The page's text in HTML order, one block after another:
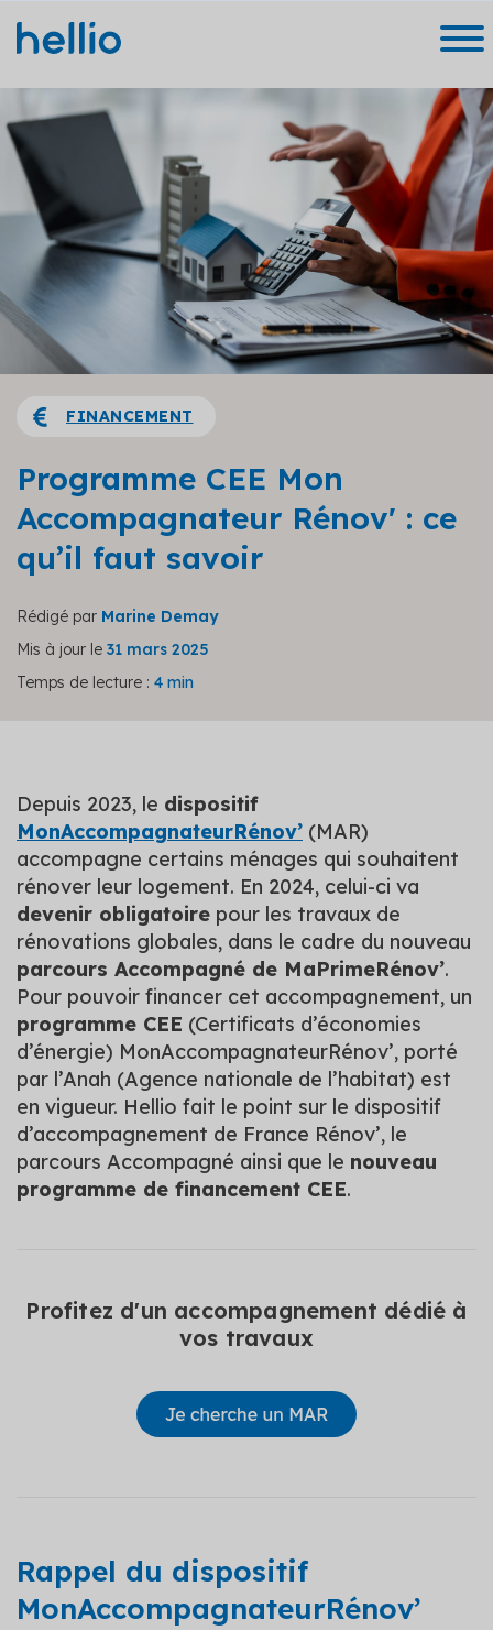
FINANCEMENT
Programme CEE Mon
Accompagnateur Rénov' : ce
qu’il faut savoir
Rédigé par Marine Demay
Mis à jour le 31 mars 2025
Temps de lecture : 4 min
Depuis 2023, le dispositif
MonAccompagnateurRénov’ (MAR)
accompagne certains ménages qui souhaitent
rénover leur logement. En 2024, celui-ci va
devenir obligatoire pour les travaux de
rénovations globales, dans le cadre du nouveau
parcours Accompagné de MaPrimeRénov’.
Pour pouvoir financer cet accompagnement, un
programme CEE (Certificats d’économies
d’énergie) MonAccompagnateurRénov’, porté
par l’Anah (Agence nationale de l’habitat) est
en vigueur. Hellio fait le point sur le dispositif
d’accompagnement de France Rénov’, le
parcours Accompagné ainsi que le nouveau
programme de financement CEE.
Profitez d'un accompagnement dédié à
vos travaux
Rappel du dispositif
MonAccompagnateurRénov’